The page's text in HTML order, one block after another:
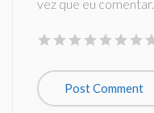
vez que eu comentar.